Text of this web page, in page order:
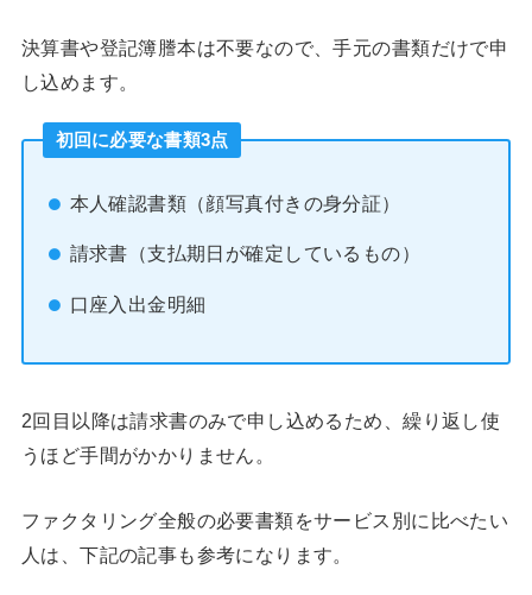
決算書や登記簿謄本は不要なので、手元の書類だけで申
し込めます。
初回に必要な書類3点
本人確認書類（顔写真付きの身分証）
請求書（支払期日が確定しているもの）
口座入出金明細
2回目以降は請求書のみで申し込めるため、繰り返し使
うほど手間がかかりません。
ファクタリング全般の必要書類をサービス別に比べたい
人は、下記の記事も参考になります。